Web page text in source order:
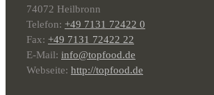
74072 Heilbronn
Telefon: +49 7131 72422 0
Fax: +49 7131 72422 22
E-Mail: info@topfood.de
Webseite: http://topfood.de